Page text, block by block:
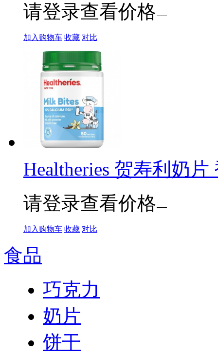
请登录查看价格
加入购物车 收藏 对比
Healtheries 贺寿利奶
请登录查看价格
加入购物车 收藏 对比
食品
巧克力
奶片
饼干